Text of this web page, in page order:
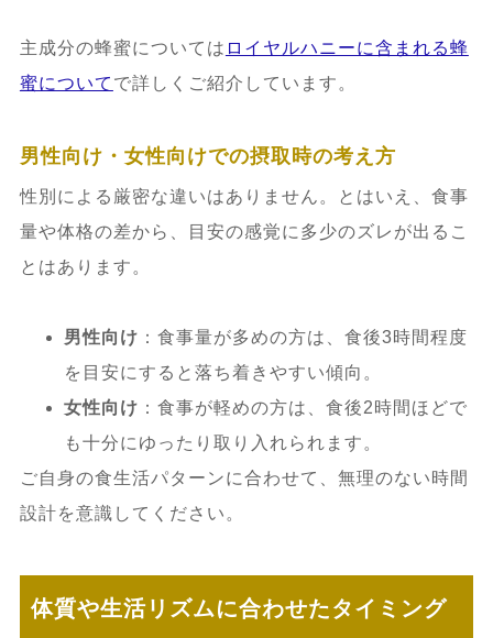
主成分の蜂蜜については ロイヤルハニーに含まれる蜂
蜜について で詳しくご紹介しています。
男性向け・女性向けでの摂取時の考え方
性別による厳密な違いはありません。とはいえ、食事
量や体格の差から、目安の感覚に多少のズレが出るこ
とはあります。
男性向け ：食事量が多めの方は、食後3時間程度
を目安にすると落ち着きやすい傾向。
女性向け ：食事が軽めの方は、食後2時間ほどで
も十分にゆったり取り入れられます。
ご自身の食生活パターンに合わせて、無理のない時間
設計を意識してください。
体質や生活リズムに合わせたタイミング